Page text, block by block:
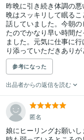
昨晩に引き続き体調の
晩はスッキリして眠る
話していました。今朝
たのでかなり早い時間
ました。元気に仕事に
り添っていただきありが
参考になった
出品者からの返信を読む
匿名
娘にヒーリングお願い